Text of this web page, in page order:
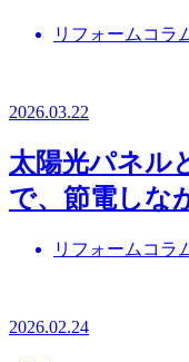
リフォームコラ
2026.03.22
太陽光パネル
で、節電しな
リフォームコラ
2026.02.24